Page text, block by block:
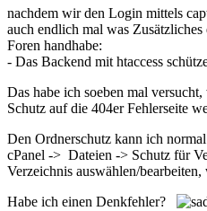
nachdem wir den Login mittels
auch endlich mal was
Foren handhabe:
- Das Backend mit htaccess
Das habe ich soeben mal
Schutz auf die 404er Fehlerseite
Den Ordnerschutz kann ich
cPanel -> Dateien -> Schutz für
Verzeichnis auswählen/
Habe ich einen Denkfehler?